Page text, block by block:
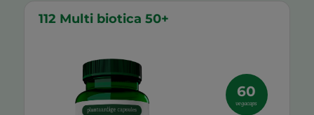
112 Multi biotica 50+
60
vegacaps